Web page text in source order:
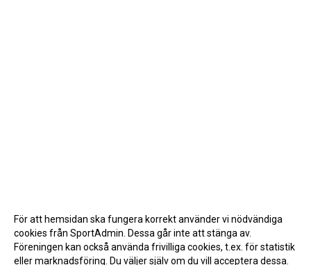
För att hemsidan ska fungera korrekt använder vi nödvändiga
cookies från SportAdmin. Dessa går inte att stänga av.
Föreningen kan också använda frivilliga cookies, t.ex. för statistik
eller marknadsföring. Du väljer själv om du vill acceptera dessa.